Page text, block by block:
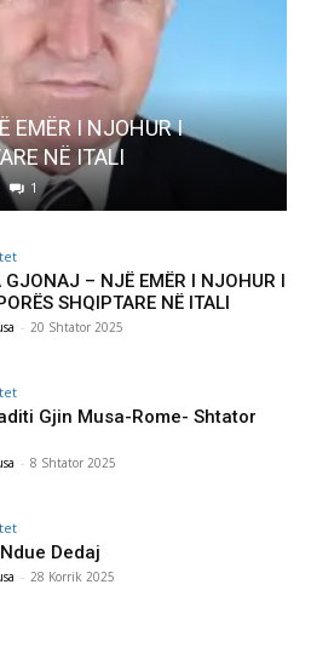
I
AKTUALITET
Pregaditi Gjin
GJONAJ – NJË EMËR I NJOHUR I
SHQIPTARE NË ITALI
- 20 Shtator 2025
Gjin Musa-Rome- Shtator
- 8 Shtator 2025
Dedaj
- 28 Korrik 2025